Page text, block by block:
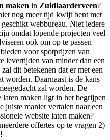
maken in Zuidlaarderveen?
nog meer tijd kwijt bent met
webbureau. Niet iedere
omdat lopende projecten veel
ook om op te passen
voor spotprijzen van
levertijden van minder dan een
dit betekenen dat er met een
worden. Daarnaast is de kans
zal worden. De
laten maken ligt in het begrijpen
juiste manier vertalen naar een
website laten maken?
offertes op te vragen 2)